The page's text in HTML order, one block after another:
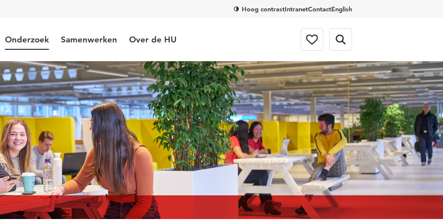
Hoog contrastIntranetContactEnglish
Onderzoek Samenwerken Over de HU